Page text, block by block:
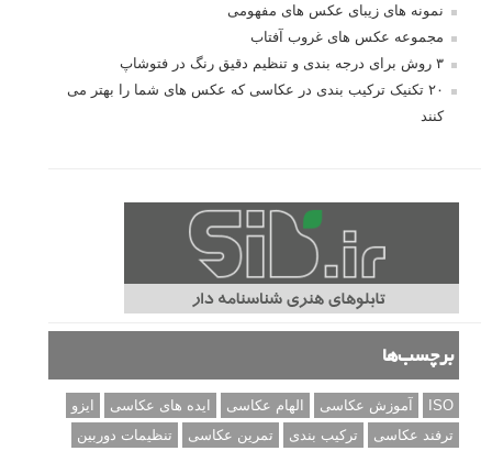
نمونه های زیبای عکس های مفهومی
مجموعه عکس های غروب آفتاب
۳ روش برای درجه بندی و تنظیم دقیق رنگ در فتوشاپ
۲۰ تکنیک ترکیب بندی در عکاسی که عکس های شما را بهتر می
کنند
برچسب‌ها
ISO آموزش عکاسی الهام عکاسی ایده های عکاسی
ایزو
ترفند عکاسی
ترکیب بندی تمرین عکاسی
تنظیمات دوربین